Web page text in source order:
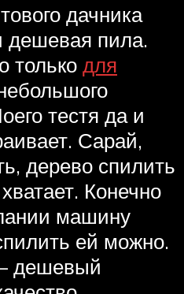
дачника
дешевая пила.
только для
тестя да и
Сарай,
дерево спилить
Конечно
машину
ей можно.
дешевый